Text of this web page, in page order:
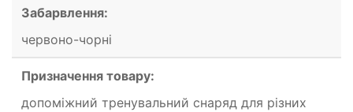
Забарвлення:
червоно-чорні
Призначення товару:
допоміжний тренувальний снаряд для різних